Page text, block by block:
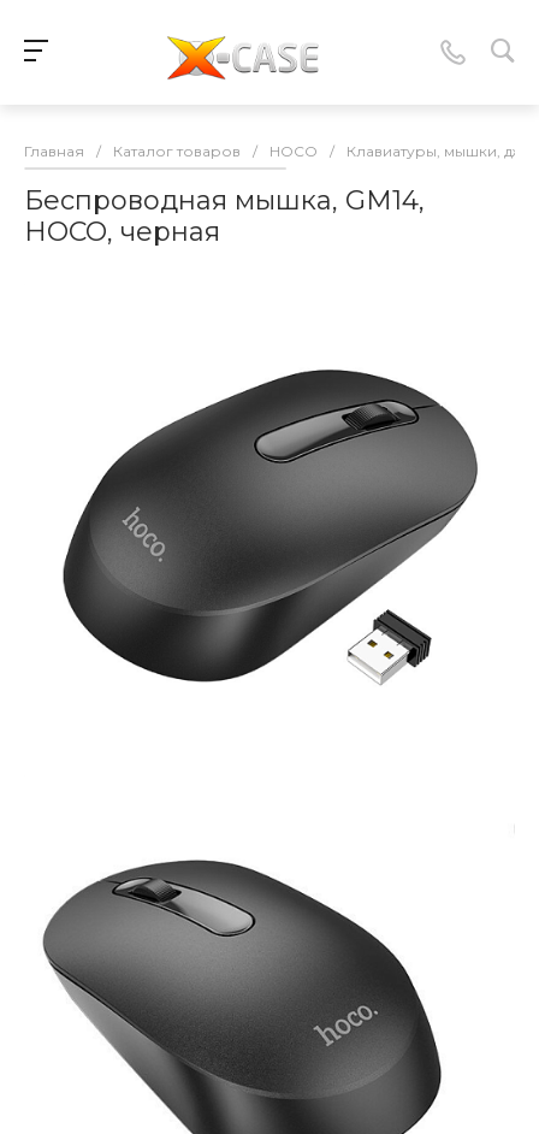
Главная / Каталог товаров / HOCO / Клавиатуры, мышки,
Беспроводная мышка, GM14,
HOCO, черная